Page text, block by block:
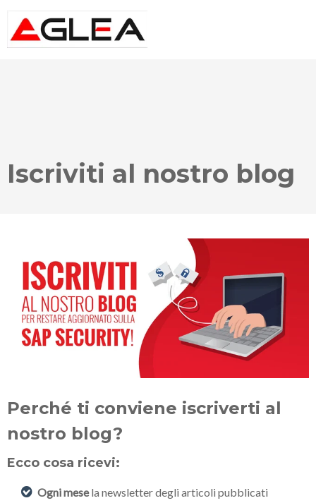
Iscriviti al nostro blog
Perché ti conviene iscriverti al
nostro blog?
Ecco cosa ricevi:
Ogni mesela newsletter degli articoli pubblicati